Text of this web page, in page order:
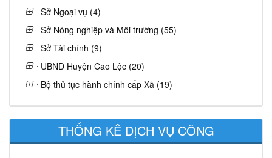
Sở Ngoại vụ (4)
Sở Nông nghiệp và Môi trường (55)
Sở Tài chính (9)
UBND Huyện Cao Lộc (20)
Bộ thủ tục hành chính cấp Xã (19)
THỐNG KÊ DỊCH VỤ CÔNG